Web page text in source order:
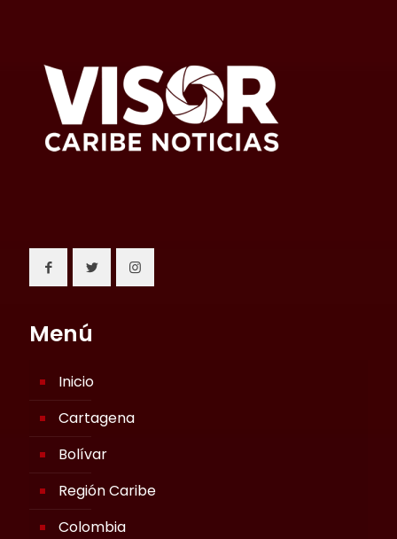
Menú
Inicio
Cartagena
Bolívar
Región Caribe
Colombia